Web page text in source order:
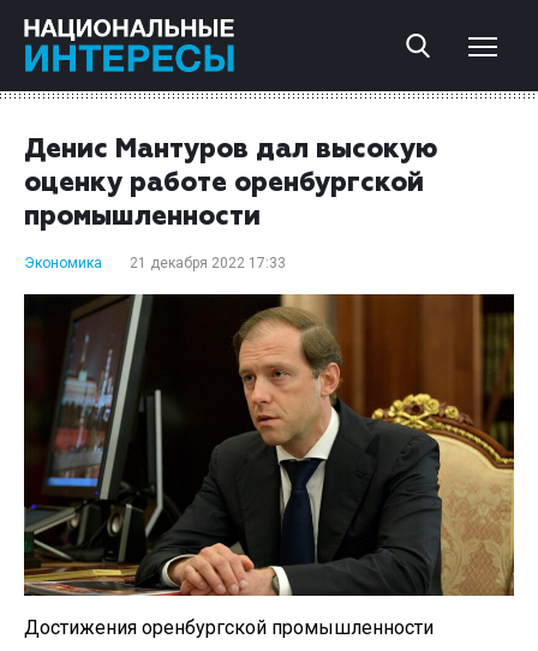
Денис Мантуров дал высокую
оценку работе оренбургской
промышленности
Экономика 21 декабря 2022 17:33
Достижения оренбургской промышленности